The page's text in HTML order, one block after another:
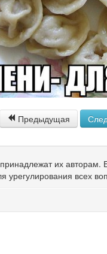
Предыдущая
их авторам.
урегулирования всех